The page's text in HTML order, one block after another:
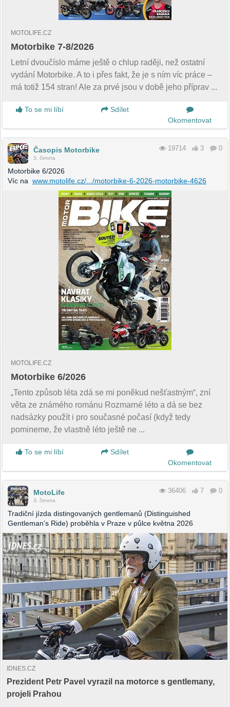
MOTOLIFE.CZ
Motorbike 7-8/2026
Letní dvoučíslo máme ještě o chlup raději, než ostatní
vydání Motorbike. A to i přes fakt, že je s ním víc práce –
má totiž 154 stran! Ale za prvé jsou v době jeho příprav ...
To se mi líbí
Sdílet
Okomentovat
Časopis Motorbike
3. června
19714 3 0
Motorbike 6/2026
Víc na www.motolife.cz/.../motorbike-6-2026-motorbike-4626
MOTOLIFE.CZ
Motorbike 6/2026
„Tento způsob léta zdá se mi poněkud nešťastným“, zní
věta ze známého románu Rozmarné léto a dá se bez
nadsázky použít i pro současné počasí (když tedy
pomineme, že vlastně léto ještě ne ...
To se mi líbí
Sdílet
Okomentovat
MotoLife
3. června
36406 7 0
Tradiční jízda distingovaných gentlemanů (Distinguished
Gentleman’s Ride) proběhla v Praze v půlce května 2026
IDNES.CZ
Prezident Petr Pavel vyrazil na motorce s gentlemany,
projeli Prahou